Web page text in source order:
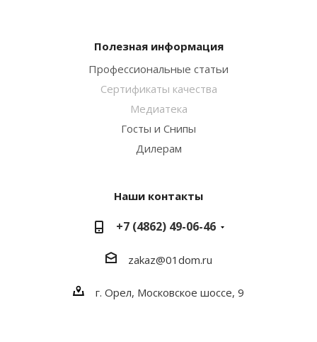
Полезная информация
Профессиональные статьи
Сертификаты качества
Медиатека
Госты и Снипы
Дилерам
Наши контакты
+7 (4862) 49-06-46
zakaz@01dom.ru
г. Орел, Московское шоссе, 9